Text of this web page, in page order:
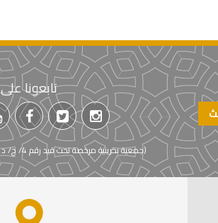
تابعونا على
(جمعية بحرينية مرخصة تحت قيد رقم 4/ ج/ د خ ع وتاريخ 1990/12/26م)